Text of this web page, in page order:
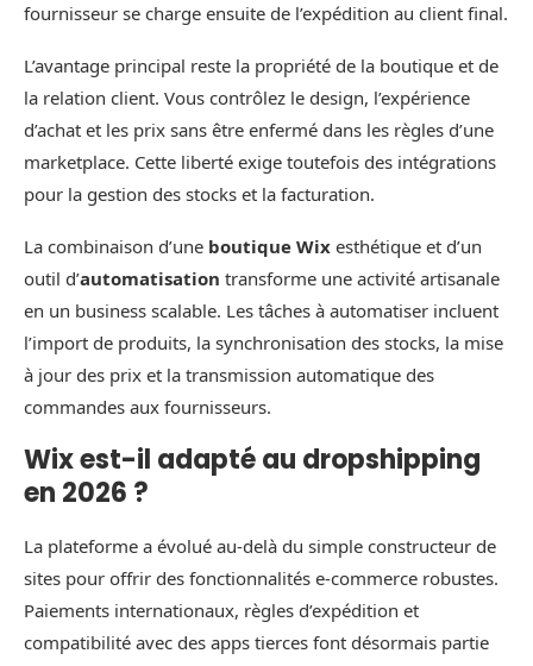
fournisseur se charge ensuite de l’expédition au client final.
L’avantage principal reste la propriété de la boutique et de
la relation client. Vous contrôlez le design, l’expérience
d’achat et les prix sans être enfermé dans les règles d’une
marketplace. Cette liberté exige toutefois des intégrations
pour la gestion des stocks et la facturation.
La combinaison d’une boutique Wix esthétique et d’un
outil d’automatisation transforme une activité artisanale
en un business scalable. Les tâches à automatiser incluent
l’import de produits, la synchronisation des stocks, la mise
à jour des prix et la transmission automatique des
commandes aux fournisseurs.
Wix est-il adapté au dropshipping
en 2026 ?
La plateforme a évolué au-delà du simple constructeur de
sites pour offrir des fonctionnalités e‑commerce robustes.
Paiements internationaux, règles d’expédition et
compatibilité avec des apps tierces font désormais partie